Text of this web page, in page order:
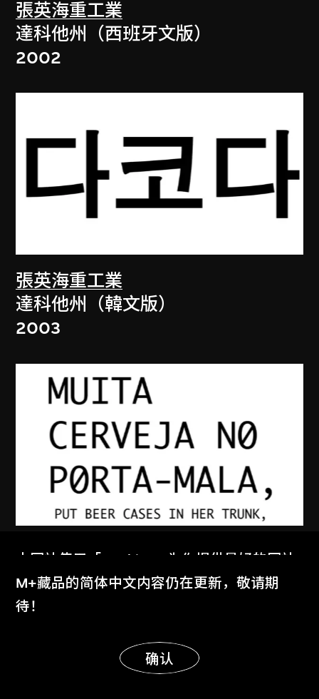
張英海重工業
達科他州（西班牙文版）
2002
張英海重工業
達科他州（韓文版）
2003
張英海重工業
達科他州（葡萄牙文版）
2002
本网站使用「Cookies」为你提供最好的网站
体验。
了解更多
明白
M+藏品的简体中文内容仍在更新，敬请期
待！
确认
显示更多